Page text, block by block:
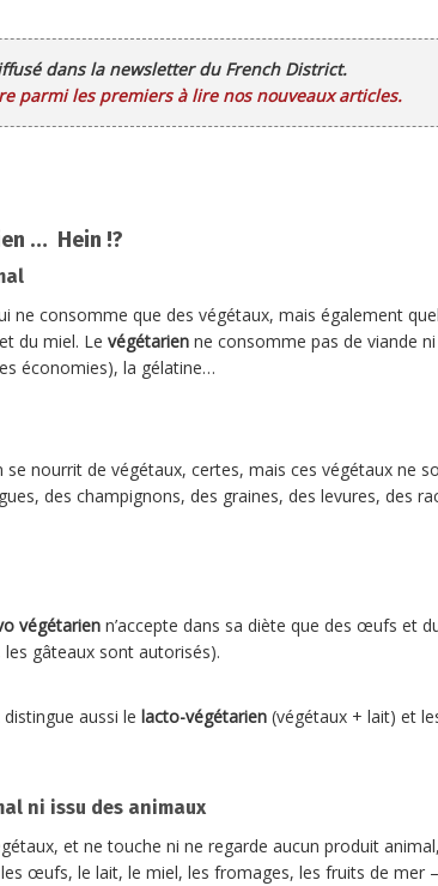
dans la newsletter du French District.
parmi les premiers à lire nos nouveaux articles.
… Hein !?
ne consomme que des végétaux, mais également
du miel. Le végétarien ne consomme pas de viande
économies), la gélatine…
se nourrit de végétaux, certes, mais ces végétaux ne
des champignons, des graines, des levures, des
végétarien n’accepte dans sa diète que des œufs et
gâteaux sont autorisés).
aussi le lacto-végétarien (végétaux + lait) et
ni issu des animaux
et ne touche ni ne regarde aucun produit
œufs, le lait, le miel, les fromages, les fruits de mer